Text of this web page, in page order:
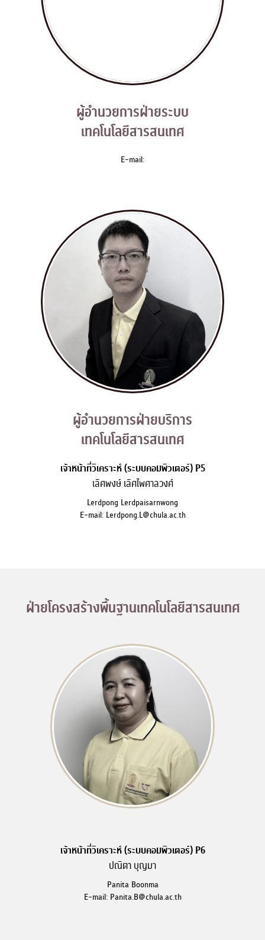
ผู้อำนวยการฝ่ายระบบ
เทคโนโลยีสารสนเทศ
E-mail:
ผู้อำนวยการฝ่ายบริการ
เทคโนโลยีสารสนเทศ
เจ้าหน้าที่วิเคราะห์ (ระบบคอมพิวเตอร์) P5
เลิศพงษ์ เลิศไพศาลวงศ์
Lerdpong Lerdpaisarnwong
E-mail: Lerdpong.L@chula.ac.th
ฝ่ายโครงสร้างพื้นฐานเทคโนโลยีสารสนเทศ
เจ้าหน้าที่วิเคราะห์ (ระบบคอมพิวเตอร์) P6
ปณิตา บุญมา
Panita Boonma
E-mail: Panita.B@chula.ac.th